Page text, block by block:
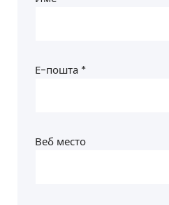
Е-пошта *
Веб место